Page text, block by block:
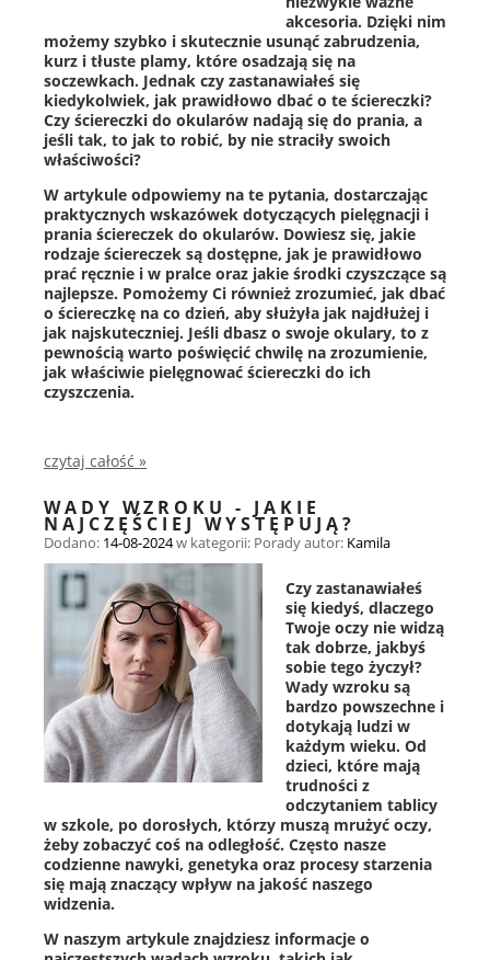
akcesoria. Dzięki nim
możemy szybko i skutecznie usunąć zabrudzenia,
kurz i tłuste plamy, które osadzają się na
soczewkach. Jednak czy zastanawiałeś się
kiedykolwiek, jak prawidłowo dbać o te ściereczki?
Czy ściereczki do okularów nadają się do prania, a
jeśli tak, to jak to robić, by nie straciły swoich
właściwości?
W artykule odpowiemy na te pytania, dostarczając
praktycznych wskazówek dotyczących pielęgnacji i
prania ściereczek do okularów. Dowiesz się, jakie
rodzaje ściereczek są dostępne, jak je prawidłowo
prać ręcznie i w pralce oraz jakie środki czyszczące są
najlepsze. Pomożemy Ci również zrozumieć, jak dbać
o ściereczkę na co dzień, aby służyła jak najdłużej i
jak najskuteczniej. Jeśli dbasz o swoje okulary, to z
pewnością warto poświęcić chwilę na zrozumienie,
jak właściwie pielęgnować ściereczki do ich
czyszczenia.
czytaj całość »
WADY WZROKU - JAKIE
NAJCZĘŚCIEJ WYSTĘPUJĄ?
Dodano: 14-08-2024w kategorii: Poradyautor: Kamila
Czy zastanawiałeś
się kiedyś, dlaczego
Twoje oczy nie widzą
tak dobrze, jakbyś
sobie tego życzył?
Wady wzroku są
bardzo powszechne i
dotykają ludzi w
każdym wieku. Od
dzieci, które mają
trudności z
odczytaniem tablicy
w szkole, po dorosłych, którzy muszą mrużyć oczy,
żeby zobaczyć coś na odległość. Często nasze
codzienne nawyki, genetyka oraz procesy starzenia
się mają znaczący wpływ na jakość naszego
widzenia.
W naszym artykule znajdziesz informacje o